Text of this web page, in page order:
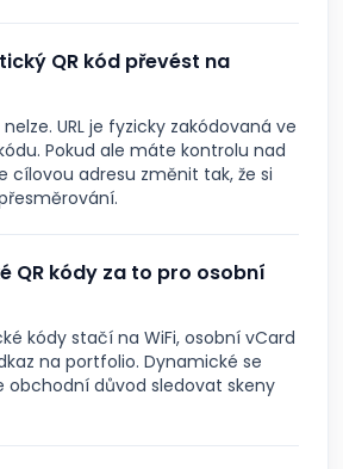
QR kód převést na
URL je fyzicky zakódovaná ve
Pokud ale máte kontrolu nad
cílovou adresu změnit tak, že si
QR kódy za to pro osobní
kódy stačí na WiFi, osobní vCard
na portfolio. Dynamické se
obchodní důvod sledovat skeny